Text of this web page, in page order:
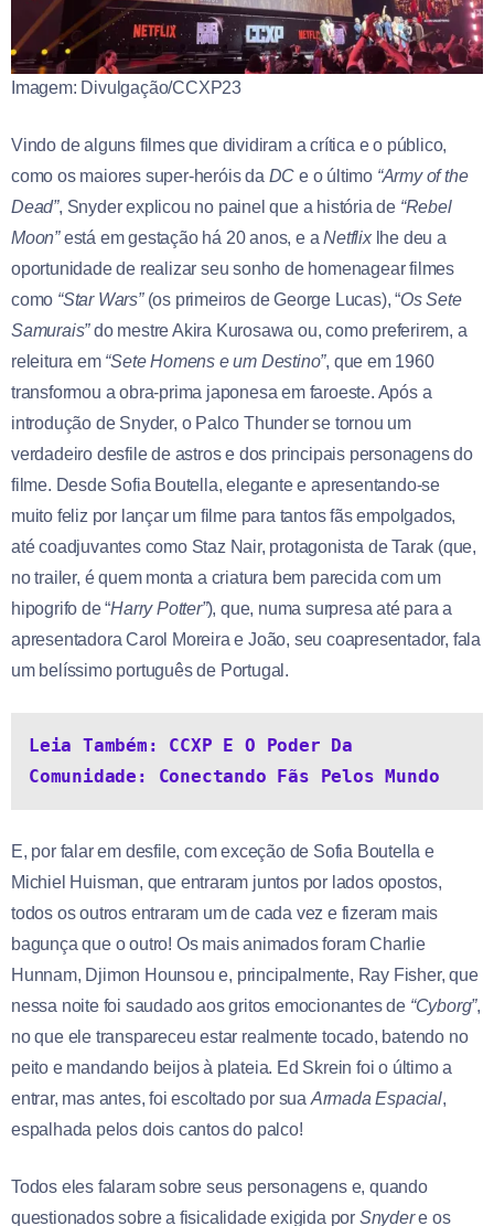
Imagem: Divulgação/CCXP23
Vindo de alguns filmes que dividiram a crítica e o público,
como os maiores super-heróis da DC e o último “Army of the
Dead”, Snyder explicou no painel que a história de “Rebel
Moon”está em gestação há 20 anos, e aNetflix lhe deu a
oportunidade de realizar seu sonho de homenagear filmes
como “Star Wars” (os primeiros de George Lucas), “Os Sete
Samurais”do mestre Akira Kurosawa ou, como preferirem, a
releitura em “Sete Homens e um Destino”, que em 1960
transformou a obra-prima japonesa em faroeste. Após a
introdução de Snyder, o Palco Thunder se tornou um
verdadeiro desfile de astros e dos principais personagens do
filme. Desde Sofia Boutella, elegante e apresentando-se
muito feliz por lançar um filme para tantos fãs empolgados,
até coadjuvantes como Staz Nair, protagonista de Tarak (que,
no trailer, é quem monta a criatura bem parecida com um
hipogrifo de “Harry Potter”), que, numa surpresa até para a
apresentadora Carol Moreira e João, seu coapresentador, fala
um belíssimo português de Portugal.
Leia Também: CCXP E O Poder Da
Comunidade: Conectando Fãs Pelos Mundo
E, por falar em desfile, com exceção de Sofia Boutella e
Michiel Huisman, que entraram juntos por lados opostos,
todos os outros entraram um de cada vez e fizeram mais
bagunça que o outro! Os mais animados foram Charlie
Hunnam, Djimon Hounsou e, principalmente, Ray Fisher, que
nessa noite foi saudado aos gritos emocionantes de “Cyborg”,
no que ele transpareceu estar realmente tocado, batendo no
peito e mandando beijos à plateia. Ed Skrein foi o último a
entrar, mas antes, foi escoltado por sua Armada Espacial,
espalhada pelos dois cantos do palco!
Todos eles falaram sobre seus personagens e, quando
questionados sobre a fisicalidade exigida por Snydere os